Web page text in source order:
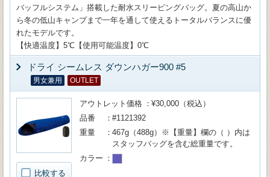
バッフルシステム」搭載した耐水スリーピングバッグ。夏の高山か
ら冬の低山キャンプまで一年を通して使えるトータルバランスに優
れたモデルです。
【快適温度】5℃【使用可能温度】0℃
ドライ シームレス ダウンハガー900 #5
男女兼用 OUTLET
比較する
アウトレット価格
¥30,000（税込）
品番
#1121392
重量
467g（488g）※【重量】欄の（ ）内は
スタッフバッグを含む総重量です。
カラー